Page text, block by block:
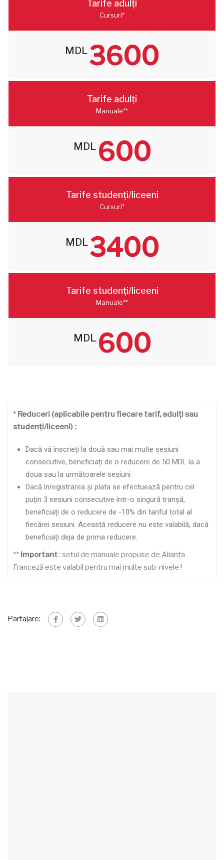
Tarife adulți
Cursuri*
MDL3600
Tarife adulți
Manuale**
MDL 600
Tarife studenți/liceeni
Cursuri*
MDL3400
Tarife studenți/liceeni
Manuale**
MDL 600
* Reduceri (aplicabile pentru fiecare tarif, adulți sau
studenți/liceeni) :
Dacă vă înscrieți la două sau mai multe sesiuni
consecutive, beneficiați de o reducere de 50 MDL la a
doua sau la următoarele sesiuni.
Dacă înregistrarea și plata se efectuează pentru cel
puțin 3 sesiuni consecutive într-o singură tranșă,
beneficiați de o reducere de -10% din tariful total al
fiecărei sesiuni. Această reducere nu este valabilă, dacă
beneficiați deja de prima reducere.
** Important: setul de manuale propuse de Alianța
Franceză este valabil pentru mai multe sub-nivele !
Partajare: